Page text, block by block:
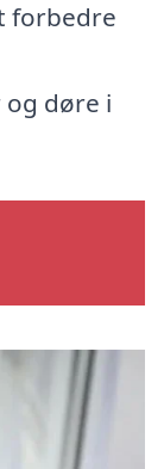
forbedre
døre i